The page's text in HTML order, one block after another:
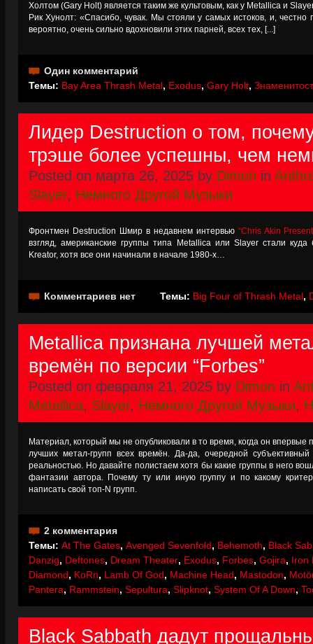
Холтом (Gary Holt) является таким же культовым, как у Metallica и
Рик Хунолт: «Спасибо, чувак. Мы стояли у самых истоков, и, честно
вероятно, очень сильно вдохновили этих парней, всех тех, [...]
Один комментарий
Темы: Bay Area Thrash Metal, Exodus, Gary Holt,
Лидер Destruction о том,
трэше более успешны, чем
Posted on марта 26, 2025 by Dimon in
Slayer, Немного Другой Музыки
Фронтмен Destruction Шмир в недавнем интервью “Chris Akin
взгляд, американские группы типа Metallica или Slayer стали
Kreator, хотя все они начинали в начале 1980-х…
Комментариев нет Темы: Big Four of Thrash Metal,
Metallica признана лучшей
времён по версии “Forbes”
Posted on февраля 21, 2025 by Dimon in
Metallica, Slayer, Немного Другой Музыки,
Материал, который мы не опубликовали в то время, когда он впервые
лучших метал-групп всех времён. Да-да, очередной
реальностью. Но давайте полистаем хотя бы какие группы в него
фантазии автора. Почему ту или иную группу и по какому
написать свой топ-N групп.
2 комментария
Темы: At The Gates, Avenged Sevenfold, Behemoth, Black
Danzig, Deftones, Dream Theater, Exodus, Forbes, Gojira, Iron
Diamond, KoRn, Lamb Of God, Machine Head, Mastodon,
Pantera, Rammstein, Sepultura, Slipknot, System Of A Down,
Black Sabbath дадут